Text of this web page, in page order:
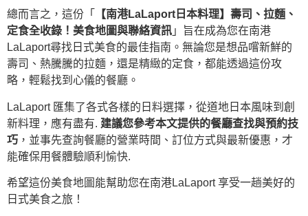
總而言之，這份「
【南港LaLaport日本料理】壽司、拉麵、
定食全收錄！美食地圖與聯絡資訊 」旨在成為您在南港
LaLaport尋找日式美食的最佳指南。無論您是想品嚐新鮮的
壽司、熱騰騰的拉麵，還是精緻的定食，都能透過這份攻
略，輕鬆找到心儀的餐廳。
LaLaport 匯集了各式各樣的日料選擇，從道地日本風味到創
新料理，應有盡有. 建議您參考本文提供的餐廳查找與預約技
巧 ，並事先查詢餐廳的營業時間、訂位方式與最新優惠，才
能確保用餐體驗順利愉快.
希望這份美食地圖能幫助您在南港LaLaport 享受一趟美好的
日式美食之旅！